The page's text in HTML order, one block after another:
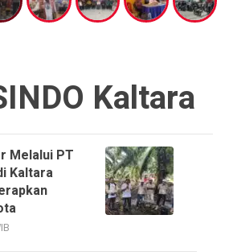
Kaltara
Melalui PT
Kaltara